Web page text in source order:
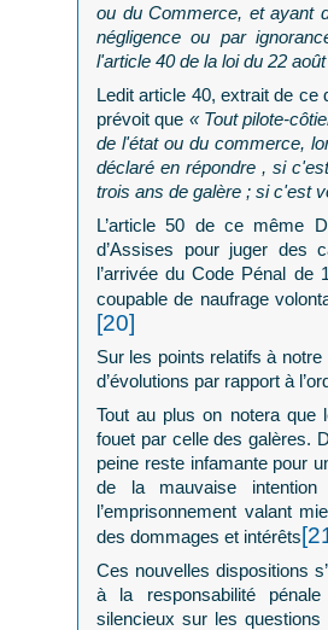
ou du Commerce, et ayant
négligence ou par
l'article 40 de la loi du 22
Ledit article 40, extrait de ce
prévoit que « Tout pilote-
de l'état ou du commerce,
déclaré en répondre , si
trois ans de galère ; si c'est
L’article 50 de ce même
d’Assises pour juger des
l’arrivée du Code Pénal de
coupable de naufrage
[20]
Sur les points relatifs à
d’évolutions par rapport à
Tout au plus on notera que
fouet par celle des galères.
peine reste infamante pour
de la mauvaise
l’emprisonnement valant
des dommages et intérêts
Ces nouvelles dispositions
à la responsabilité
silencieux sur les